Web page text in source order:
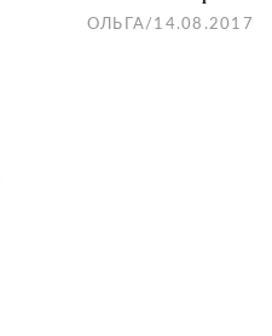
ОЛЬГА / 14.08.2017